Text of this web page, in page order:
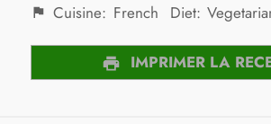
Cuisine: French Diet:
IMPRIMER LA